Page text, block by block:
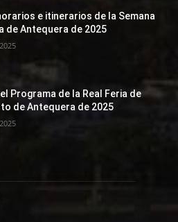
e itinerarios de la Semana
de Antequera de 2025
Programa de la Real Feria de
de Antequera de 2025